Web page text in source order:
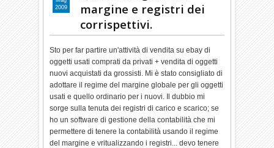
margine e registri dei
corrispettivi.
Sto per far partire un'attività di vendita su ebay di
oggetti usati comprati da privati + vendita di oggetti
nuovi acquistati da grossisti. Mi è stato consigliato di
adottare il regime del margine globale per gli oggetti
usati e quello ordinario per i nuovi. Il dubbio mi
sorge sulla tenuta dei registri di carico e scarico; se
ho un software di gestione della contabilità che mi
permettere di tenere la contabilità usando il regime
del margine e vritualizzando i registri... devo tenere
2009